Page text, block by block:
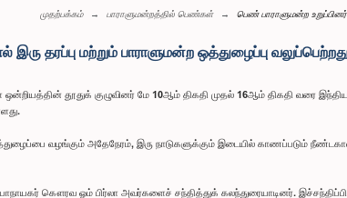
முதற்பக்கம் பாராளுமன்றத்தில் பெண்கள் பெண் பாராளுமன்ற
தரப்பு மற்றும் பாராளுமன்ற ஒத்துழைப்பு
தூதுக் குழுவினர் மே 10ஆம் திகதி முதல் 16ஆம் திகதி வரை
வழங்கும் அதேநேரம், இரு நாடுகளுக்கும் இடையில் காணப்படும்
கௌரவ ஓம் பிர்லா அவர்களைச் சந்தித்துக் கலந்துரையாடினர்.